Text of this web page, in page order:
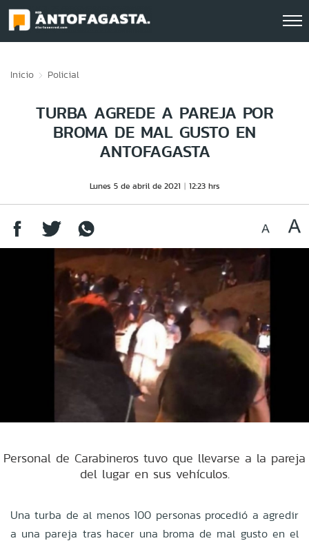
Inicio Policial
TURBA AGREDE A PAREJA POR
BROMA DE MAL GUSTO EN
ANTOFAGASTA
Lunes 5 de abril de 2021 12:23 hrs
Personal de Carabineros tuvo que llevarse a la pareja
del lugar en sus vehículos.
Una turba de al menos 100 personas procedió a agredir
a una pareja tras hacer una broma de mal gusto en el